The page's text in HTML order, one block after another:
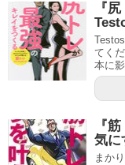
『
てく
本に
『
気に
まか